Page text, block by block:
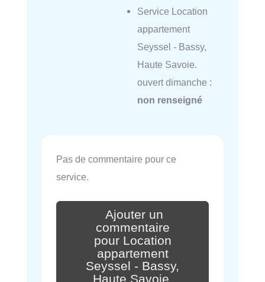
Service Location
appartement
Seyssel - Bassy,
Haute Savoie.
ouvert dimanche :
non renseigné
Pas de commentaire pour ce
service.
Ajouter un
commentaire
pour Location
appartement
Seyssel - Bassy,
Haute Savoie.